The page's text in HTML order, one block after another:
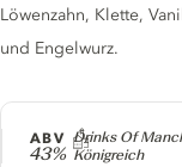
Producer
Drinks Of
Königreich
ABV
43%
Löwenzahn, Klette,
und Engelwurz.